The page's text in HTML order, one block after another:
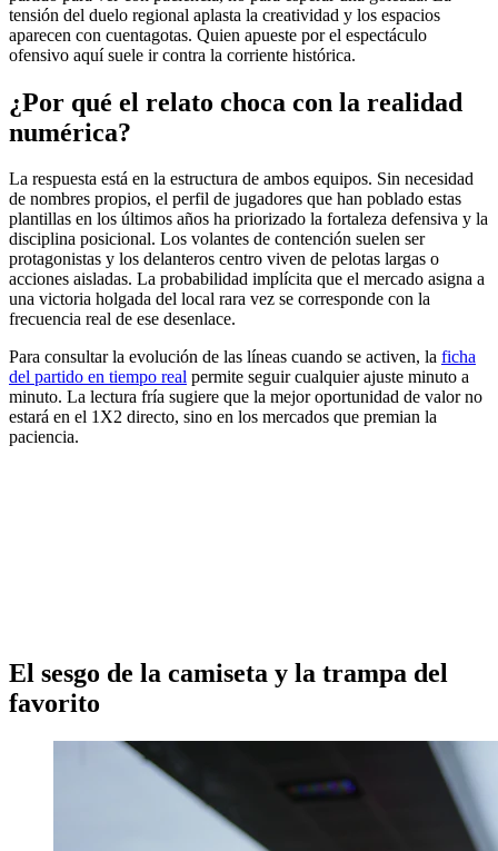
tensión del duelo regional aplasta la creatividad y los espacios
aparecen con cuentagotas. Quien apueste por el espectáculo
ofensivo aquí suele ir contra la corriente histórica.
¿Por qué el relato choca con la realidad
numérica?
La respuesta está en la estructura de ambos equipos. Sin necesidad
de nombres propios, el perfil de jugadores que han poblado estas
plantillas en los últimos años ha priorizado la fortaleza defensiva y la
disciplina posicional. Los volantes de contención suelen ser
protagonistas y los delanteros centro viven de pelotas largas o
acciones aisladas. La probabilidad implícita que el mercado asigna a
una victoria holgada del local rara vez se corresponde con la
frecuencia real de ese desenlace.
Para consultar la evolución de las líneas cuando se activen, la ficha
del partido en tiempo real permite seguir cualquier ajuste minuto a
minuto. La lectura fría sugiere que la mejor oportunidad de valor no
estará en el 1X2 directo, sino en los mercados que premian la
paciencia.
El sesgo de la camiseta y la trampa del
favorito